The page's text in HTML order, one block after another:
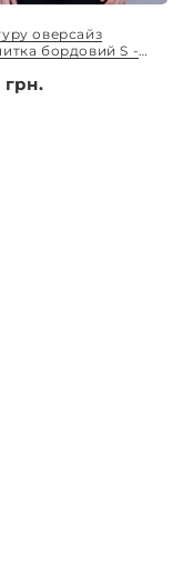
оверсайз
бордовий S -
грн.